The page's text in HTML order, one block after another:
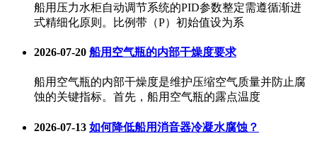
船用压力水柜自动调节系统的PID参数整定需遵循渐进
式精细化原则。比例带（P）初始值设为系
2026-07-20 船用空气瓶的内部干燥度要求
船用空气瓶的内部干燥度是维护压缩空气质量并防止腐
蚀的关键指标。首先，船用空气瓶的露点温度
2026-07-13 如何降低船用消音器冷凝水腐蚀？